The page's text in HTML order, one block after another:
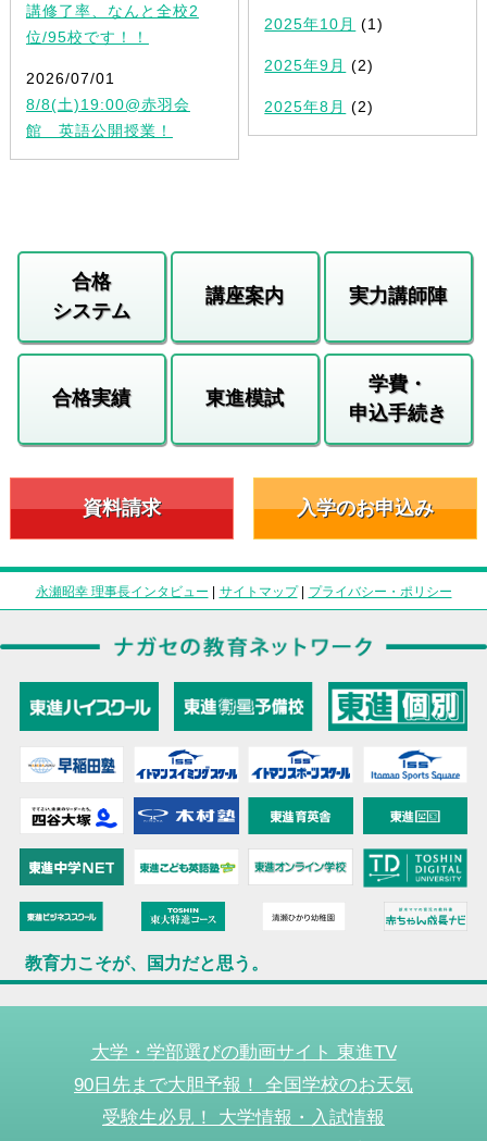
講修了率、なんと全校2
位/95校です！！
2026/07/01
8/8(土)19:00@赤羽会
館 英語公開授業！
2025年10月 (1)
2025年9月 (2)
2025年8月 (2)
合格
システム
講座案内 実力講師陣
合格実績 東進模試
学費・
申込手続き
資料請求 入学のお申込み
永瀬昭幸 理事長インタビュー | サイトマップ| プライバシー・ポリシー
教育力こそが、国力だと思う。
大学・学部選びの動画サイト 東進TV
90日先まで大胆予報！ 全国学校のお天気
受験生必見！ 大学情報・入試情報